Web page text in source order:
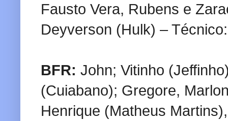
Fausto Vera, Rubens e
Deyverson (Hulk) –
BFR: John; Vitinho
(Cuiabano); Gregore,
Henrique (Matheus